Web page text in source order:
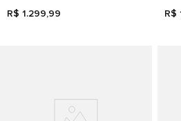
R$ 1.299,99 R$